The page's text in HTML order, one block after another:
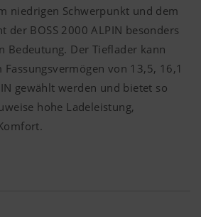
ständig hinsichtlich
niedrigen Schwerpunkt und dem
der BOSS 2000 ALPIN besonders
Bedeutung. Der Tieflader kann
von 13,5, 16,1
gewählt werden und bietet so
hohe Ladeleistung,